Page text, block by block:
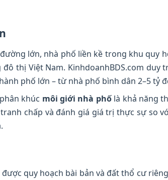
lớn, nhà phố liền kề trong khu quy
thị Việt Nam. KinhdoanhBDS.com duy
phố lớn – từ nhà phố bình dân 2–5
khúc môi giới nhà phốlà khả năng
chấp và đánh giá giá trị thực sự so
quy hoạch bài bản và đất thổ cư